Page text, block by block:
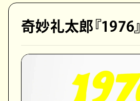
奇妙礼太郎『1976』